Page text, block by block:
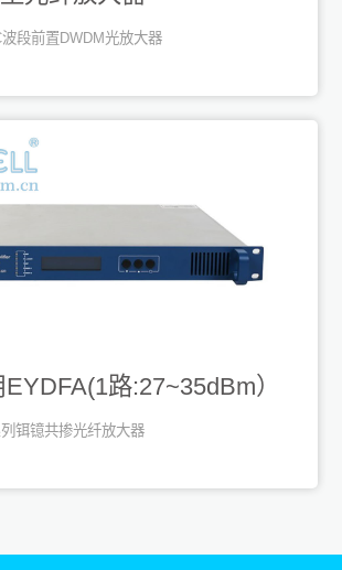
段前置DWDM光放大器
路:27~35dBm）
铒镱共掺光纤放大器